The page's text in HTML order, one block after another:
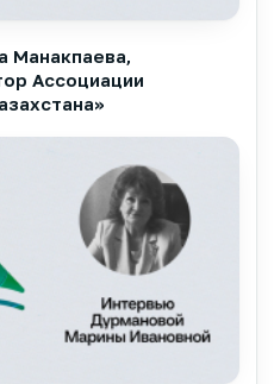
Манакпаева,
Ассоциации